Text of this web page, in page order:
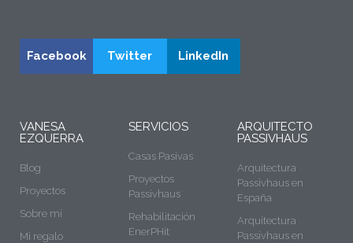
Facebook Twitter LinkedIn
VANESA
EZQUERRA
Blog
Proyectos
Sobre mí
Mi regalo
SERVICIOS
Casas Pasivas
Proyectos
Passivhaus
Rehabilitación
EnerPHit
ARQUITECTO
PASSIVHAUS
Arquitectura
Passivhaus en
España
Arquitectura
Passivhaus en